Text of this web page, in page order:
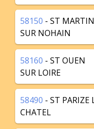
58150 - ST MARTIN
SUR NOHAIN
58160 - ST OUEN
SUR LOIRE
58490 - ST PARIZE
CHATEL